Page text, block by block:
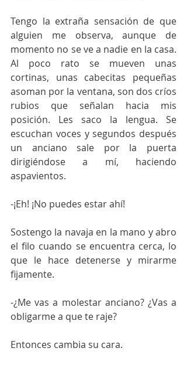
Tengo la extraña sensación de que
alguien me observa, aunque de
momento no se ve a nadie en la casa.
Al poco rato se mueven unas
cortinas, unas cabecitas pequeñas
asoman por la ventana, son dos críos
rubios que señalan hacia mis
posición. Les saco la lengua. Se
escuchan voces y segundos después
un anciano sale por la puerta
dirigiéndose a mí, haciendo
aspavientos.
-¡Eh! ¡No puedes estar ahí!
Sostengo la navaja en la mano y abro
el filo cuando se encuentra cerca, lo
que le hace detenerse y mirarme
fijamente.
-¿Me vas a molestar anciano? ¿Vas a
obligarme a que te raje?
Entonces cambia su cara.